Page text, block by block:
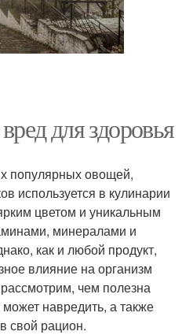
для здоровья
популярных овощей,
используется в кулинарии
цветом и уникальным
минералами и
как и любой продукт,
влияние на организм
чем полезна
навредить, а также
свой рацион.